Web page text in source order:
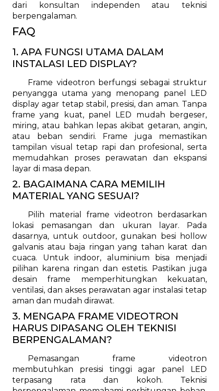
dari konsultan independen atau teknisi
berpengalaman.
FAQ
1. APA FUNGSI UTAMA DALAM
INSTALASI LED DISPLAY?
Frame videotron berfungsi sebagai struktur
penyangga utama yang menopang panel LED
display agar tetap stabil, presisi, dan aman. Tanpa
frame yang kuat, panel LED mudah bergeser,
miring, atau bahkan lepas akibat getaran, angin,
atau beban sendiri. Frame juga memastikan
tampilan visual tetap rapi dan profesional, serta
memudahkan proses perawatan dan ekspansi
layar di masa depan.
2. BAGAIMANA CARA MEMILIH
MATERIAL YANG SESUAI?
Pilih material frame videotron berdasarkan
lokasi pemasangan dan ukuran layar. Pada
dasarnya, untuk outdoor, gunakan besi hollow
galvanis atau baja ringan yang tahan karat dan
cuaca. Untuk indoor, aluminium bisa menjadi
pilihan karena ringan dan estetis. Pastikan juga
desain frame memperhitungkan kekuatan,
ventilasi, dan akses perawatan agar instalasi tetap
aman dan mudah dirawat.
3. MENGAPA FRAME VIDEOTRON
HARUS DIPASANG OLEH TEKNISI
BERPENGALAMAN?
Pemasangan frame videotron
membutuhkan presisi tinggi agar panel LED
terpasang rata dan kokoh. Teknisi